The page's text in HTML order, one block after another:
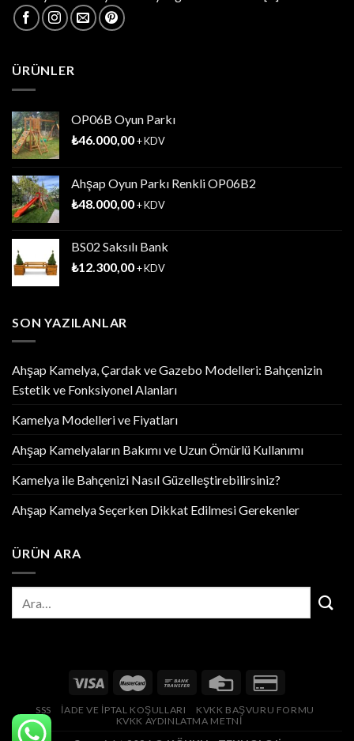
ÜRÜNLER
OP06B Oyun Parkı
₺46.000,00+ KDV
Ahşap Oyun Parkı Renkli OP06B2
₺48.000,00+ KDV
BS02 Saksılı Bank
₺12.300,00+ KDV
SON YAZILANLAR
Ahşap Kamelya, Çardak ve Gazebo Modelleri: Bahçenizin
Estetik ve Fonksiyonel Alanları
Kamelya Modelleri ve Fiyatları
Ahşap Kamelyaların Bakımı ve Uzun Ömürlü Kullanımı
Kamelya ile Bahçenizi Nasıl Güzelleştirebilirsiniz?
Ahşap Kamelya Seçerken Dikkat Edilmesi Gerekenler
ÜRÜN ARA
SSS İADE VE İPTAL KOŞULLARI
KVKK BAŞVURU FORMU
KVKK AYDINLATMA METNİ